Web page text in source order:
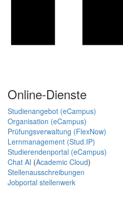
Online-Dienste
Studienangebot (eCampus)
Organisation (eCampus)
Prüfungsverwaltung (FlexNow)
Lernmanagement (Stud.IP)
Studierendenportal (eCampus)
Chat AI (Academic Cloud)
Stellenausschreibungen
Jobportal stellenwerk